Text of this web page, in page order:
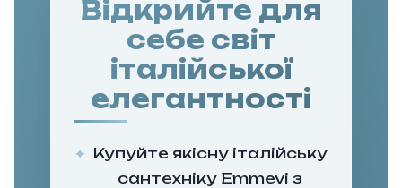
Відкрийте для
себе світ
італійської
елегантності
Купуйте якісну італійську
сантехніку Emmevi з